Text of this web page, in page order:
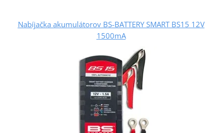
Nabíjačka akumulátorov BS-BATTERY SMART BS15 12V
1500mA